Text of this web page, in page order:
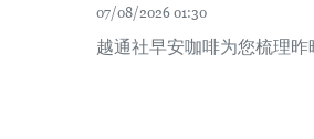
07/08/2026 01:30
越通社早安咖啡为您梳理